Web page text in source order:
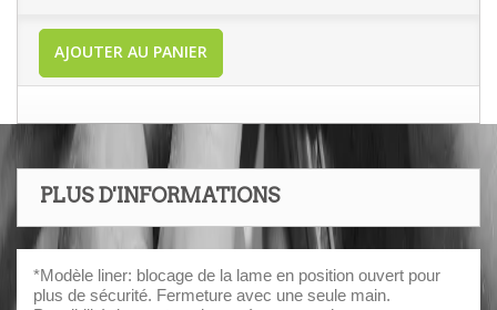
AJOUTER AU PANIER
PLUS D'INFORMATIONS
*Modèle liner: blocage de la lame en position ouvert pour
plus de sécurité. Fermeture avec une seule main.